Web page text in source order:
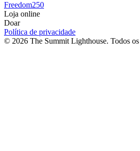
Freedom250
Loja online
Doar
Política de privacidade
© 2026 The Summit Lighthouse. Todos os